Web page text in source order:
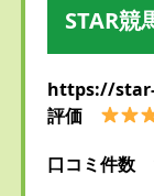
STAR競
https://
評価
口コミ件数